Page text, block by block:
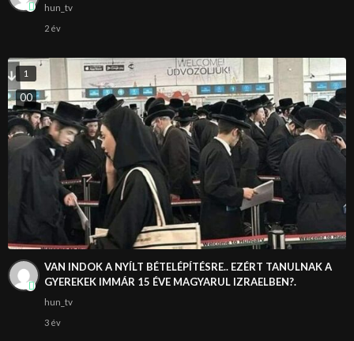
hun_tv
2 év
1
00
VAN INDOK A NYÍLT BÉTELÉPÍTÉSRE.. EZÉRT TANULNAK A
GYEREKEK IMMÁR 15 ÉVE MAGYARUL IZRAELBEN?.
hun_tv
3 év